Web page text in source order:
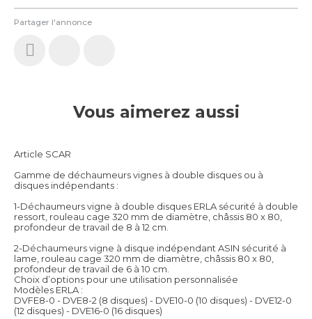
Partager l'annonce
Vous aimerez aussi
Article SCAR
Gamme de déchaumeurs vignes à double disques ou à
disques indépendants :
1-Déchaumeurs vigne à double disques ERLA sécurité à double
ressort, rouleau cage 320 mm de diamètre, châssis 80 x 80,
profondeur de travail de 8 à 12 cm.
2-Déchaumeurs vigne à disque indépendant ASIN sécurité à
lame, rouleau cage 320 mm de diamètre, châssis 80 x 80,
profondeur de travail de 6 à 10 cm.
Choix d’options pour une utilisation personnalisée
Modèles ERLA :
DVFE8-0 - DVE8-2 (8 disques) - DVE10-0 (10 disques) - DVE12-0
(12 disques) - DVE16-0 (16 disques)